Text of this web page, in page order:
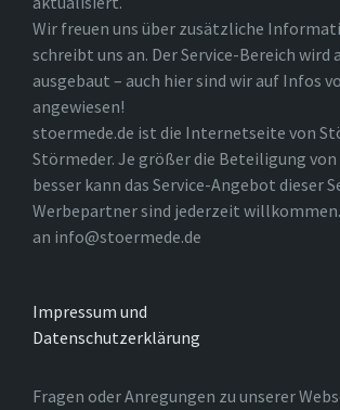
Wir freuen uns über zusätzliche
schreibt uns an. Der Service-Bereich wird
ausgebaut – auch hier sind wir auf Infos
angewiesen!
stoermede.de ist die Internetseite von
Störmeder. Je größer die Beteiligung von
besser kann das Service-Angebot dieser
Werbepartner sind jederzeit
an info@stoermede.de
Impressum und
Datenschutzerklärung
Fragen oder Anregungen zu unserer